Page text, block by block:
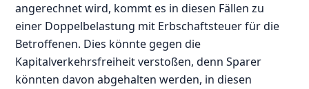
angerechnet wird, kommt es in diesen Fällen zu
einer Doppelbelastung mit Erbschaftsteuer für die
Betroffenen. Dies könnte gegen die
Kapitalverkehrsfreiheit verstoßen, denn Sparer
könnten davon abgehalten werden, in diesen